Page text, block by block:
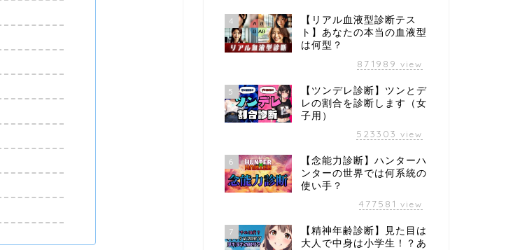
4
【リアル血液型診断テス
ト】あなたの本当の血液型
は何型？
871989 view
5
【ツンデレ診断】ツンとデ
レの割合を診断します（女
子用）
523303 view
6
【念能力診断】ハンターハ
ンターの世界では何系統の
使い手？
477581 view
7
【精神年齢診断】見た目は
大人で中身は小学生！？あ